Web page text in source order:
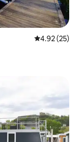
レビュー25
4.92 (25)